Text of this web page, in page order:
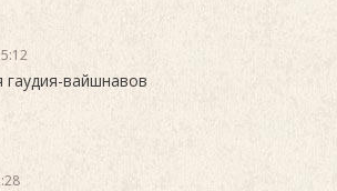
вайшнавов